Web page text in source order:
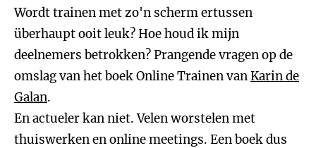
Wordt trainen met zo'n scherm ertussen
überhaupt ooit leuk? Hoe houd ik mijn
deelnemers betrokken? Prangende vragen op de
omslag van het boek Online Trainen vanKarin de
Galan.
En actueler kan niet. Velen worstelen met
thuiswerken en online meetings. Een boek dus